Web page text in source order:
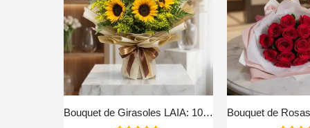
Bouquet de Girasoles LAIA: 10 Flores Radiantes y Frescas ⚜️